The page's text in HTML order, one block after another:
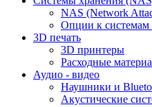
NAS (Network
Опции к системам
3D печать
3D принтеры
Расходные
Аудио - видео
Наушники и
Акустические